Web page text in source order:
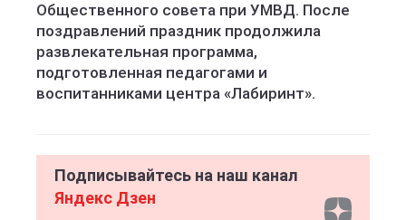
Общественного совета при УМВД. После
поздравлений праздник продолжила
развлекательная программа,
подготовленная педагогами и
воспитанниками центра «Лабиринт».
Подписывайтесь на наш канал
Яндекс Дзен